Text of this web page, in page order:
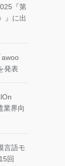
『第
』に出
awoo
発表
業界向
言語モ
回